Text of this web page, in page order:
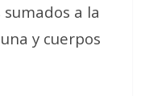
a la
y cuerpos